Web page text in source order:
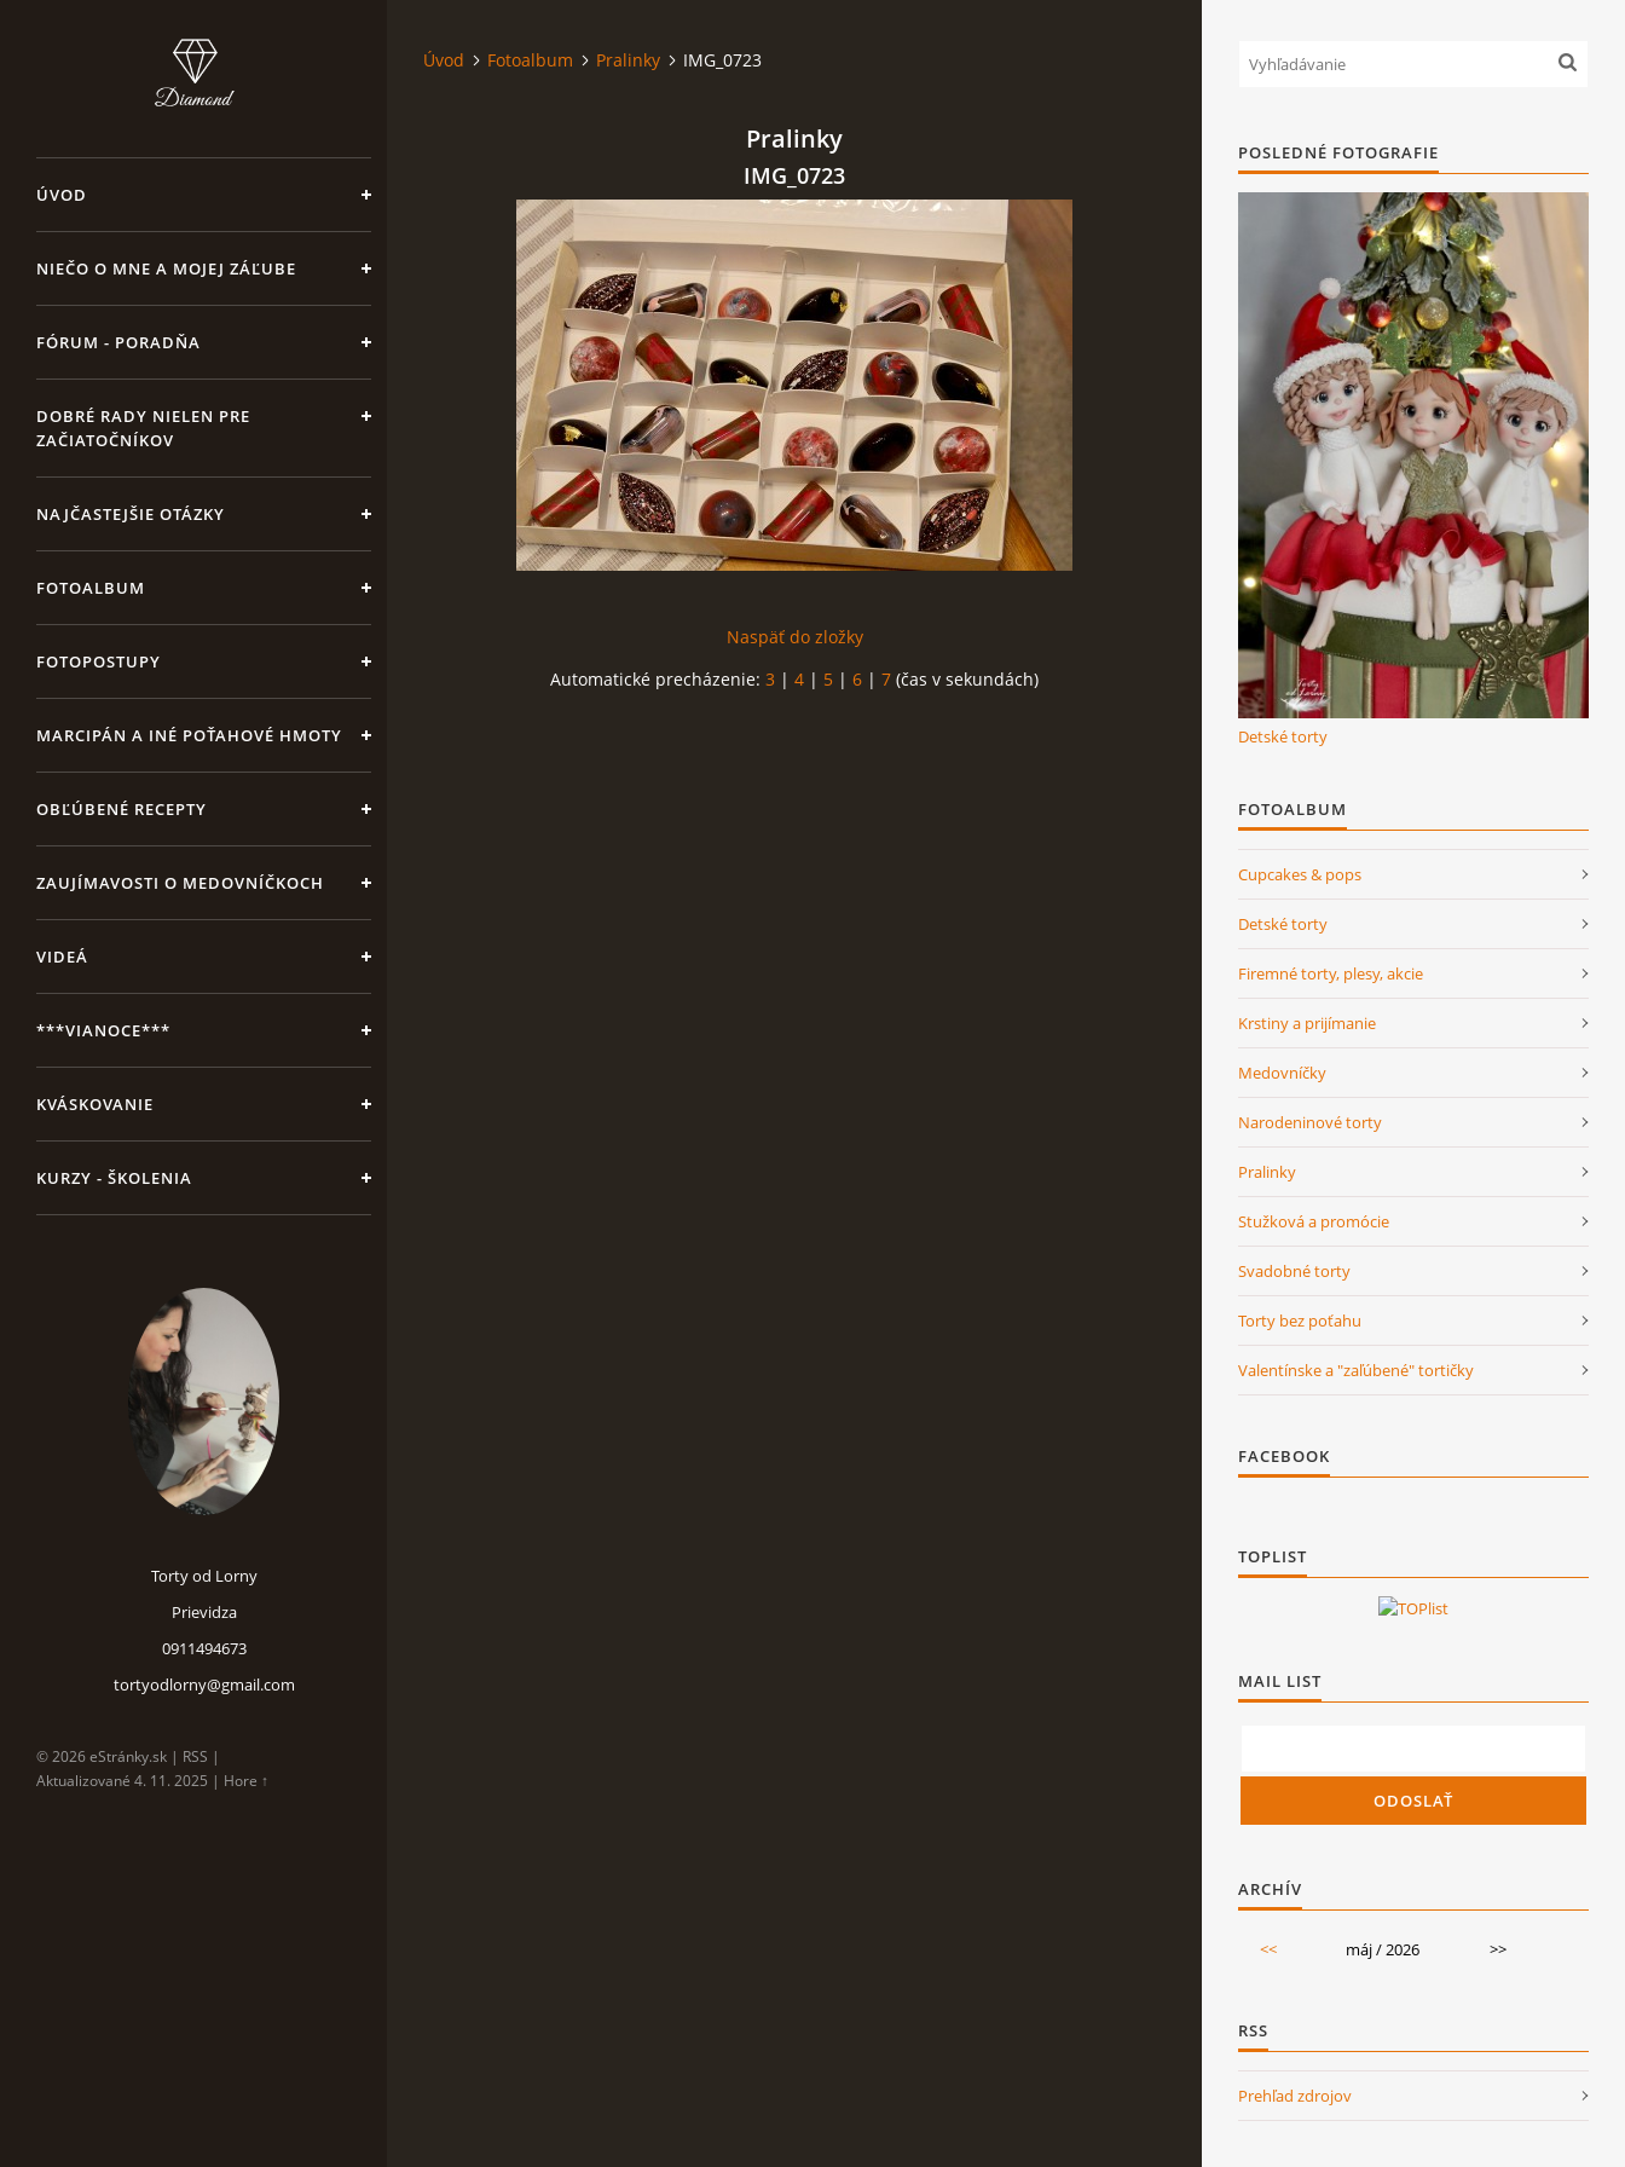
ÚVOD
NIEČO O MNE A MOJEJ ZÁĽUBE
FÓRUM - PORADŇA
DOBRÉ RADY NIELEN PRE
ZAČIATOČNÍKOV
NAJČASTEJŠIE OTÁZKY
FOTOALBUM
FOTOPOSTUPY
MARCIPÁN A INÉ POŤAHOVÉ HMOTY
OBĽÚBENÉ RECEPTY
ZAUJÍMAVOSTI O MEDOVNÍČKOCH
VIDEÁ
***VIANOCE***
KVÁSKOVANIE
KURZY - ŠKOLENIA
Torty od Lorny
Prievidza
0911494673
tortyodlorny@gmail.com
© 2026 eStránky.sk | RSS |
Aktualizované 4. 11. 2025 | Hore ↑
Úvod Fotoalbum Pralinky IMG_0723
Pralinky
IMG_0723
Naspäť do zložky
Automatické precházenie: 3 | 4 | 5 | 6 | 7 (čas v sekundách)
POSLEDNÉ FOTOGRAFIE
Detské torty
FOTOALBUM
Cupcakes & pops
Detské torty
Firemné torty, plesy, akcie
Krstiny a prijímanie
Medovníčky
Narodeninové torty
Pralinky
Stužková a promócie
Svadobné torty
Torty bez poťahu
Valentínske a "zaľúbené" tortičky
FACEBOOK
TOPLIST
MAIL LIST
ARCHÍV
<< máj / 2026 >>
RSS
Prehľad zdrojov